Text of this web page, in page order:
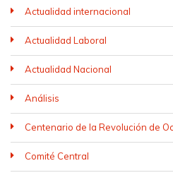
Actualidad internacional
Actualidad Laboral
Actualidad Nacional
Análisis
Centenario de la Revolución de
Comité Central